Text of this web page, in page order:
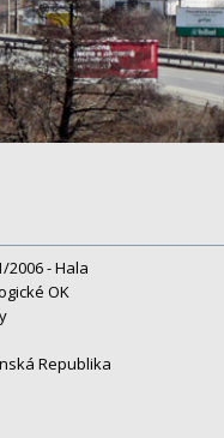
2006 - Hala
OK
Republika